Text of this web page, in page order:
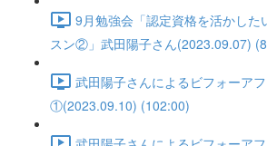
9月勉強会「認定資格を活かした
スン②」武田陽子さん(2023.09.07)
武田陽子さんによるビフォーア
①(2023.09.10) (102:00)